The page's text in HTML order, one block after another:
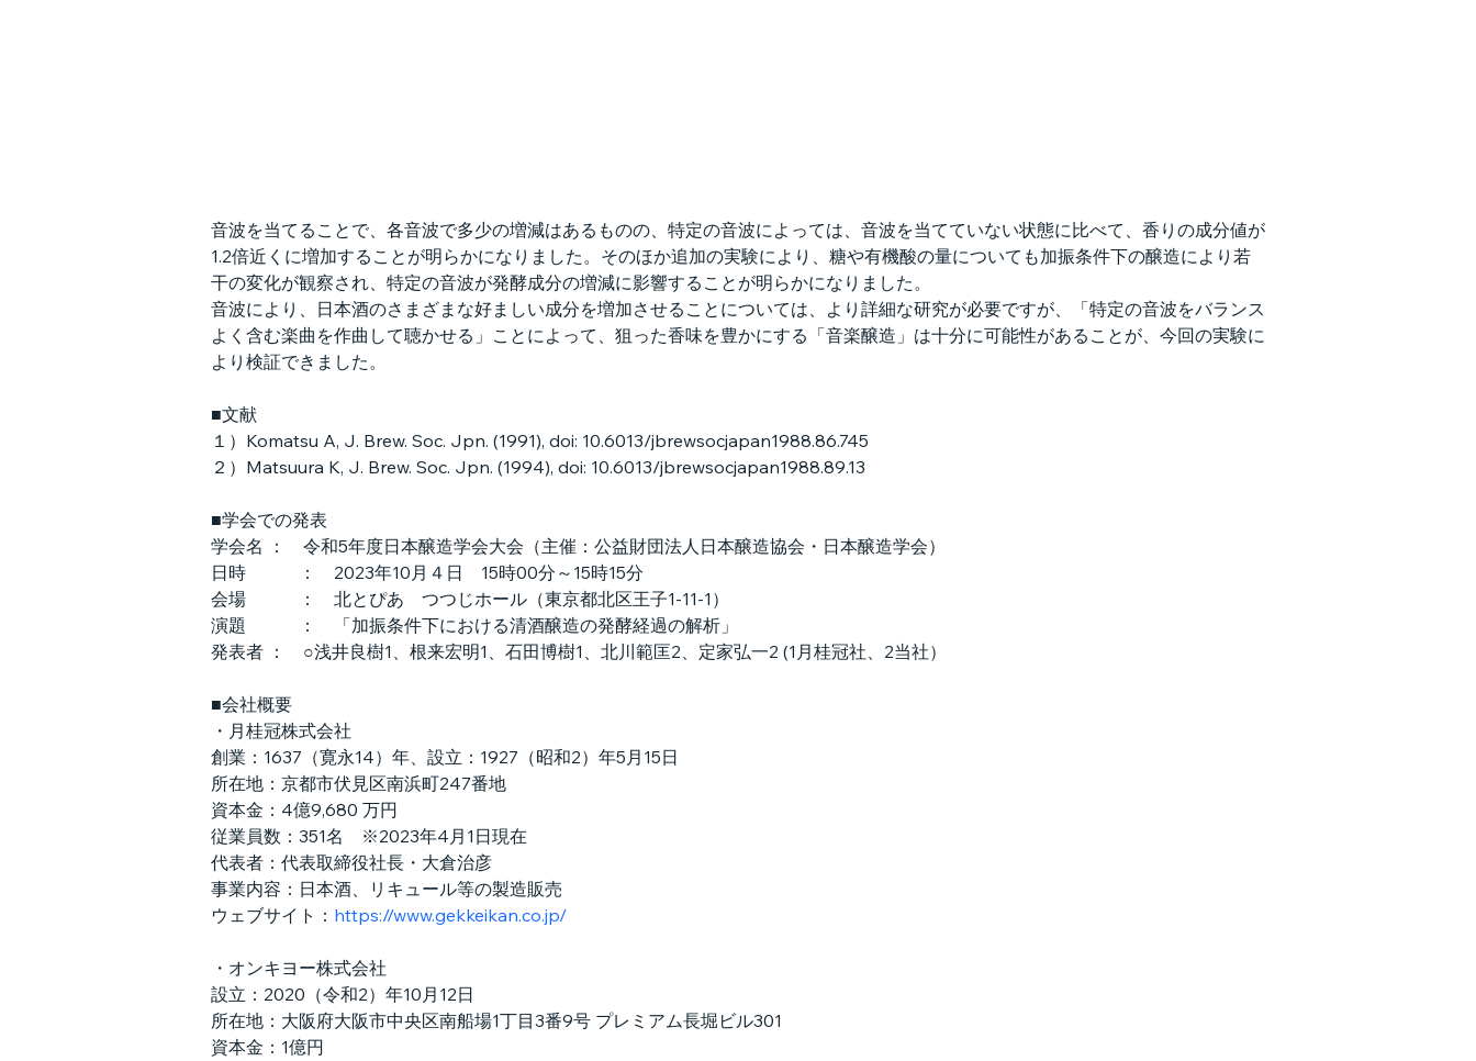
音波を当てることで、各音波で多少の増減はあるものの、特定の音波によっては、音波を当てていない状態に比べて、香りの成分値が
1.2倍近くに増加することが明らかになりました。そのほか追加の実験により、糖や有機酸の量についても加振条件下の醸造により若
干の変化が観察され、特定の音波が発酵成分の増減に影響することが明らかになりました。
音波により、日本酒のさまざまな好ましい成分を増加させることについては、より詳細な研究が必要ですが、「特定の音波をバランス
よく含む楽曲を作曲して聴かせる」ことによって、狙った香味を豊かにする「音楽醸造」は十分に可能性があることが、今回の実験に
より検証できました。
■文献
１）Komatsu A, J. Brew. Soc. Jpn. (1991), doi: 10.6013/jbrewsocjapan1988.86.745
２）Matsuura K, J. Brew. Soc. Jpn. (1994), doi: 10.6013/jbrewsocjapan1988.89.13
■学会での発表
学会名 ：　令和5年度日本醸造学会大会（主催：公益財団法人日本醸造協会・日本醸造学会）
日時　　　：　2023年10月４日　15時00分～15時15分
会場　　　：　北とぴあ　つつじホール（東京都北区王子1‐11‐1）
演題　　　：　「加振条件下における清酒醸造の発酵経過の解析」
発表者 ：　○浅井良樹1、根来宏明1、石田博樹1、北川範匡2、定家弘一2 (1月桂冠社、2当社）
■会社概要
・月桂冠株式会社
創業：1637（寛永14）年、設立：1927（昭和2）年5月15日
所在地：京都市伏見区南浜町247番地
資本金：4億9,680 万円
従業員数：351名　※2023年4月1日現在
代表者：代表取締役社長・大倉治彦
事業内容：日本酒、リキュール等の製造販売
ウェブサイト： https://www.gekkeikan.co.jp/
・オンキヨー株式会社
設立：2020（令和2）年10月12日
所在地：大阪府大阪市中央区南船場1丁目3番9号 プレミアム長堀ビル301
資本金：1億円